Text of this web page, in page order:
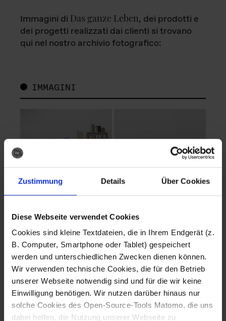
Zustimmung Details Über Cookies
Diese Webseite verwendet Cookies
Cookies sind kleine Textdateien, die in Ihrem Endgerät (z.
B. Computer, Smartphone oder Tablet) gespeichert
werden und unterschiedlichen Zwecken dienen können.
Wir verwenden technische Cookies, die für den Betrieb
unserer Webseite notwendig sind und für die wir keine
Einwilligung benötigen. Wir nutzen darüber hinaus nur
solche Cookies des Open-Source-Tools Matomo, die uns
dabei helfen, die Nutzung unserer Webseite zu
Immagini di Das ganze Leben, dei prodotti e
dei progetti realizzati dai clienti si trovano
qui nel nostro archivio fotografico:
IMMAGINI
Fotografo: Lorenz
Sternbach
Download
Fotografo: Lorenz
Sternbach
Download